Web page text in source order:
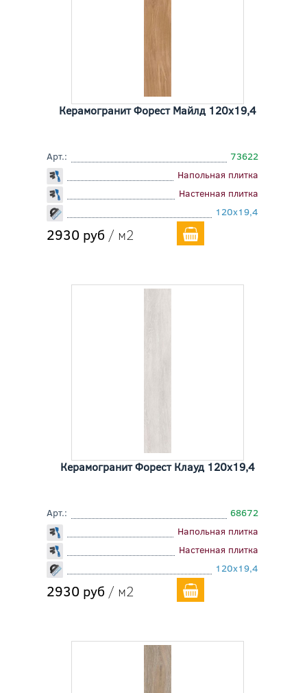
Керамогранит Форест Майлд 120x19,4
Арт.:
73622
Напольная плитка
Настенная плитка
120x19,4
2930 руб / м2
Керамогранит Форест Клауд 120x19,4
Арт.:
68672
Напольная плитка
Настенная плитка
120x19,4
2930 руб / м2